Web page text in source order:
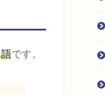
です。